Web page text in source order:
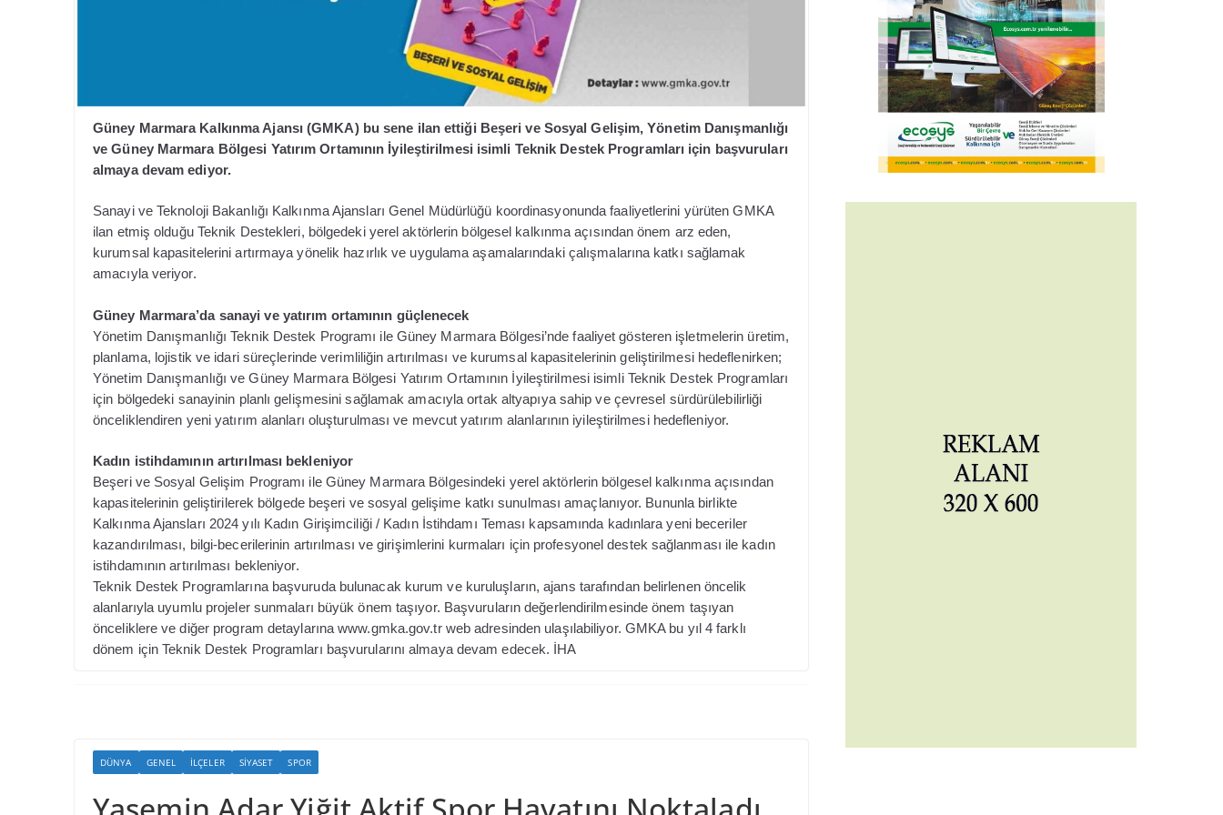
Güney Marmara Kalkınma Ajansı (GMKA) bu sene ilan ettiği Beşeri ve Sosyal Gelişim, Yönetim Danışmanlığı
ve Güney Marmara Bölgesi Yatırım Ortamının İyileştirilmesi isimli Teknik Destek Programları için başvuruları
almaya devam ediyor.
Sanayi ve Teknoloji Bakanlığı Kalkınma Ajansları Genel Müdürlüğü koordinasyonunda faaliyetlerini yürüten GMKA
ilan etmiş olduğu Teknik Destekleri, bölgedeki yerel aktörlerin bölgesel kalkınma açısından önem arz eden,
kurumsal kapasitelerini artırmaya yönelik hazırlık ve uygulama aşamalarındaki çalışmalarına katkı sağlamak
amacıyla veriyor.
Güney Marmara’da sanayi ve yatırım ortamının güçlenecek
Yönetim Danışmanlığı Teknik Destek Programı ile Güney Marmara Bölgesi’nde faaliyet gösteren işletmelerin üretim,
planlama, lojistik ve idari süreçlerinde verimliliğin artırılması ve kurumsal kapasitelerinin geliştirilmesi hedeflenirken;
Yönetim Danışmanlığı ve Güney Marmara Bölgesi Yatırım Ortamının İyileştirilmesi isimli Teknik Destek Programları
için bölgedeki sanayinin planlı gelişmesini sağlamak amacıyla ortak altyapıya sahip ve çevresel sürdürülebilirliği
önceliklendiren yeni yatırım alanları oluşturulması ve mevcut yatırım alanlarının iyileştirilmesi hedefleniyor.
Kadın istihdamının artırılması bekleniyor
Beşeri ve Sosyal Gelişim Programı ile Güney Marmara Bölgesindeki yerel aktörlerin bölgesel kalkınma açısından
kapasitelerinin geliştirilerek bölgede beşeri ve sosyal gelişime katkı sunulması amaçlanıyor. Bununla birlikte
Kalkınma Ajansları 2024 yılı Kadın Girişimciliği / Kadın İstihdamı Teması kapsamında kadınlara yeni beceriler
kazandırılması, bilgi-becerilerinin artırılması ve girişimlerini kurmaları için profesyonel destek sağlanması ile kadın
istihdamının artırılması bekleniyor.
Teknik Destek Programlarına başvuruda bulunacak kurum ve kuruluşların, ajans tarafından belirlenen öncelik
alanlarıyla uyumlu projeler sunmaları büyük önem taşıyor. Başvuruların değerlendirilmesinde önem taşıyan
önceliklere ve diğer program detaylarına www.gmka.gov.tr web adresinden ulaşılabiliyor. GMKA bu yıl 4 farklı
dönem için Teknik Destek Programları başvurularını almaya devam edecek. İHA
DÜNYA GENEL İLÇELER SIYASET SPOR